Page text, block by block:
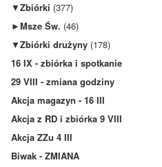
▼Zbiórki (377)
►Msze Św. (46)
▼Zbiórki drużyny (178)
16 IX - zbiórka i spotkanie
29 VIII - zmiana godziny
Akcja magazyn - 16 III
Akcja z RD i zbiórka 9 VIII
Akcja ZZu 4 III
Biwak - ZMIANA